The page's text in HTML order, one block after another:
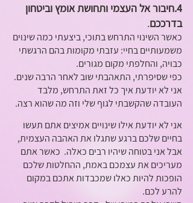
4.חיבור אל העצמי ותחושת אומץ וביטחון
בדרככם.
כאשר השינוי התרחש בתוכי, ביצעתי כמה שינוים
משמעותיים בחיי: עזבתי מקומות בהם הרגשתי
כבויה, והחלפתי מקום מגורים.
כפי שסיפרתי, התאהבתי שוב לאחר הרבה שנים.
אני לא יודעת איך כל זאת התרחש, מלבד
העובדה שהקשבתי לגוף שלי וזה מה שהוא רצה.
אני לא יודעת אילו שינויים אמיצים אתם תעשו
בחיים שלכם ברגע שתגלו את האהבה העצמית,
אבל אני בטוחה שיהיו רבים כאלה.  כאשר אתם
מעריכים את עצמכם באמת, ההחלטות שלכם
הופכות להיות כאלו שמכבדות אתכם במקום
להרע לכם.